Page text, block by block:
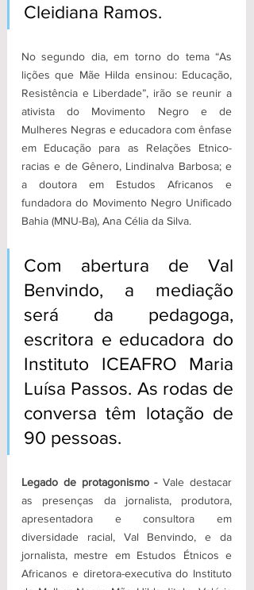
Cleidiana Ramos.
No segundo dia, em torno do tema “As
lições que Mãe Hilda ensinou: Educação,
Resistência e Liberdade”, irão se reunir a
ativista do Movimento Negro e de
Mulheres Negras e educadora com ênfase
em Educação para as Relações Etnico-
racias e de Gênero, Lindinalva Barbosa; e
a doutora em Estudos Africanos e
fundadora do Movimento Negro Unificado
Bahia (MNU-Ba), Ana Célia da Silva.
Com abertura de Val
Benvindo, a mediação
será da pedagoga,
escritora e educadora do
Instituto ICEAFRO Maria
Luísa Passos. As rodas de
conversa têm lotação de
90 pessoas.
Legado de protagonismo - Vale destacar
as presenças da jornalista, produtora,
apresentadora e consultora em
diversidade racial, Val Benvindo, e da
jornalista, mestre em Estudos Étnicos e
Africanos e diretora-executiva do Instituto